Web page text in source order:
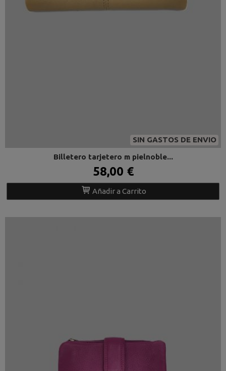
SIN GASTOS DE ENVIO
Billetero tarjetero m pielnoble...
58,00 €
Añadir a Carrito